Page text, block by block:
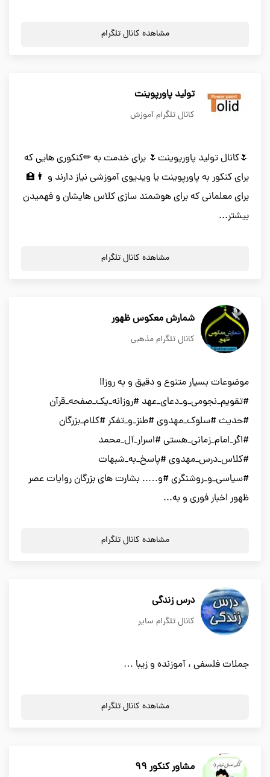
مشاهده کانال تلگرام
تولید پاورپوینت
کانال تلگرام آموزش
🌷کانال تولید پاورپوینت🌷 برای خدمت به ✏کنکوری هایی که
برای کنکور به پاورپوینت یا ویدیوی آموزشی نیاز دارند و 👨‍🏫
برای معلمانی که برای هوشمند سازی کلاس هایشان و فهمیدن
بیشتر...
مشاهده کانال تلگرام
شمارش معکوس ظهور
کانال تلگرام مذهبی
موضوعات بسیار متنوع و دقیق و به روز!!
#تقویم_نجومی_و_دعای_عهد #روزانه_یک_صفحه_قرآن
#حدیث #سلوک_مهدوی #طنز_و_تفکر #کلام_بزرگان
#اگر_امام_زمانی_هستی #اسرار_آل_محمد
#کلاس_درس_مهدوی #پاسخ_به_شبهات
#سیاسی_و_روشنگری #و….. بشارت های بزرگان روایات عصر
ظهور اخبار فوری و به...
مشاهده کانال تلگرام
درس زندگی
کانال تلگرام سایر
جملات فلسفی ، آموزنده و زیبا …
مشاهده کانال تلگرام
مشاور کنکور 99